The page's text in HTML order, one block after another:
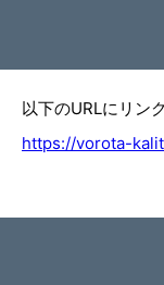
以下のURLにリン
https://vorota-